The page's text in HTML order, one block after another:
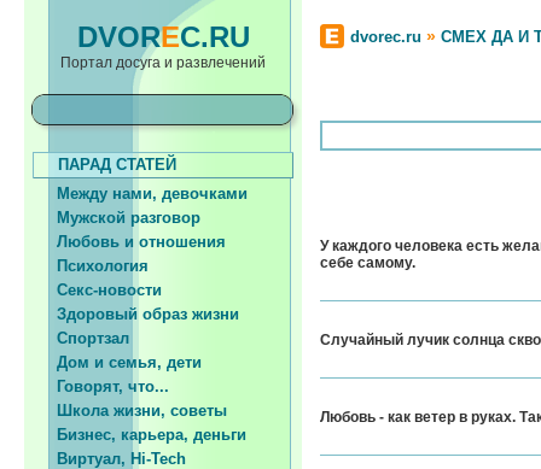
DVOREC.RU
Портал досуга и развлечений
dvorec.ru » СМЕХ ДА И
ПАРАД СТАТЕЙ
Между нами, девочками
Мужской разговор
Любовь и отношения
Психология
Секс-новости
Здоровый образ жизни
Спортзал
Дом и семья, дети
Говорят, что...
Школа жизни, советы
Бизнес, карьера, деньги
Виртуал, Hi-Tech
У каждого человека есть
себе самому.
Случайный лучик солнца
Любовь - как ветер в руках.